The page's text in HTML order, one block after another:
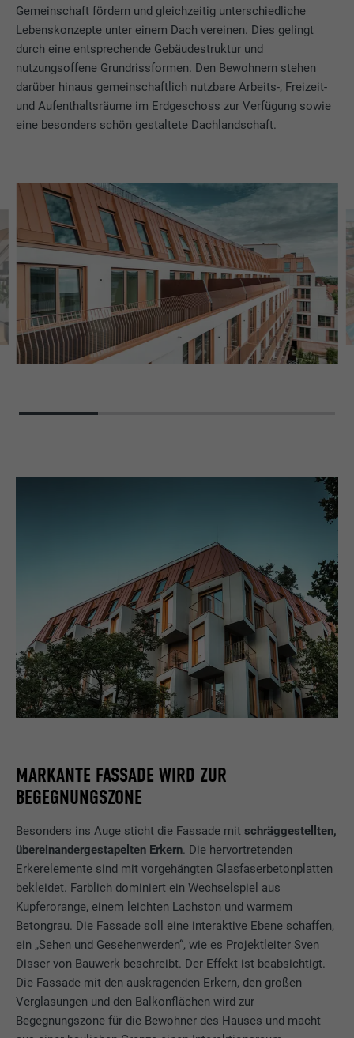
Gemeinschaft fördern und gleichzeitig unterschiedliche
Lebenskonzepte unter einem Dach vereinen. Dies gelingt
durch eine entsprechende Gebäudestruktur und
nutzungsoffene Grundrissformen. Den Bewohnern stehen
darüber hinaus gemeinschaftlich nutzbare Arbeits-, Freizeit-
und Aufenthaltsräume im Erdgeschoss zur Verfügung sowie
eine besonders schön gestaltete Dachlandschaft.
MARKANTE FASSADE WIRD ZUR
BEGEGNUNGSZONE
Besonders ins Auge sticht die Fassade mitschräggestellten,
übereinandergestapelten Erkern. Die hervortretenden
Erkerelemente sind mit vorgehängten Glasfaserbetonplatten
bekleidet. Farblich dominiert ein Wechselspiel aus
Kupferorange, einem leichten Lachston und warmem
Betongrau. Die Fassade soll eine interaktive Ebene schaffen,
ein „Sehen und Gesehenwerden“, wie es Projektleiter Sven
Disser von Bauwerk beschreibt. Der Effekt ist beabsichtigt.
Die Fassade mit den auskragenden Erkern, den großen
Verglasungen und den Balkonflächen wird zur
Begegnungszone für die Bewohner des Hauses und macht